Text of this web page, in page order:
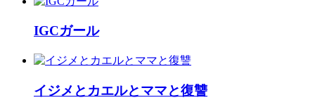
IGCガール
イジメとカエルとママと復讐